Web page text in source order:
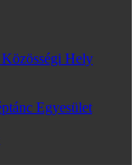
Hely
Egyesület